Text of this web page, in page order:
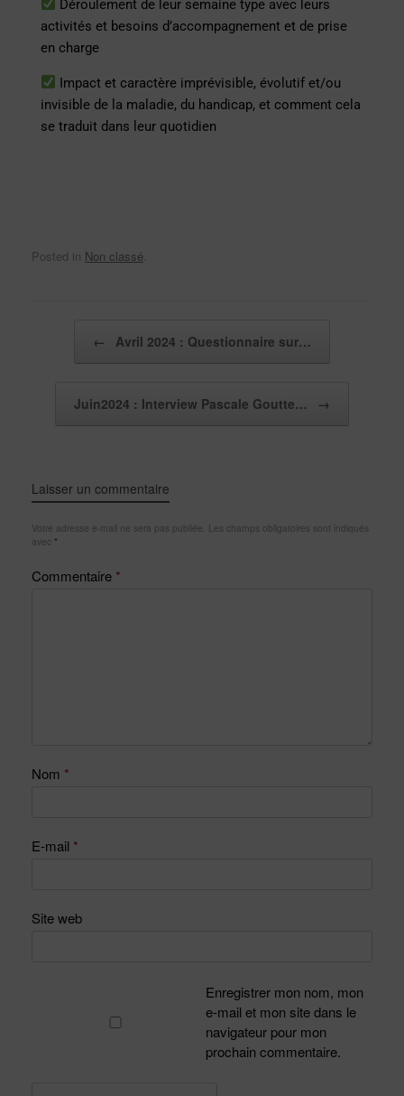
Déroulement de leur semaine type avec leurs
activités et besoins d’accompagnement et de prise
en charge
Impact et caractère imprévisible, évolutif et/ou
invisible de la maladie, du handicap, et comment cela
se traduit dans leur quotidien
Posted in Non classé.
← Avril 2024 : Questionnaire sur…
Juin2024 : Interview Pascale Goutte… →
Laisser un commentaire
Votre adresse e-mail ne sera pas publiée. Les champs obligatoires sont indiqués
avec *
Commentaire *
Nom *
E-mail *
Site web
Enregistrer mon nom, mon
e-mail et mon site dans le
navigateur pour mon
prochain commentaire.